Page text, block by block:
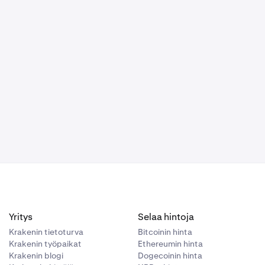
on
Yritys
Krakenin tietoturva
Krakenin työpaikat
Krakenin blogi
Selaa hintoja
Bitcoinin hinta
Ethereumin hinta
Dogecoinin hinta